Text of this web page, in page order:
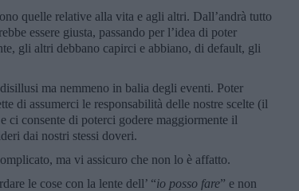
quelle relative alla vita e agli altri. Dall’andrà tutto
essere giusta, passando per l’idea di poter
gli altri debbano capirci e abbiano, di default, gli
ma nemmeno in balia degli eventi. Poter
di assumerci le responsabilità delle nostre scelte (il
ci consente di poterci godere maggiormente il
dai nostri stessi doveri.
ma vi assicuro che non lo è affatto.
le cose con la lente dell’ “io posso fare” e non